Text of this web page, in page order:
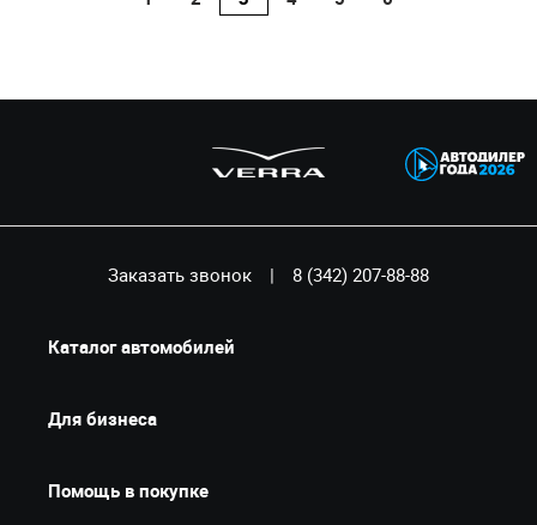
Заказать звонок | 8 (342) 207-88-88
Каталог автомобилей
Для бизнеса
Помощь в покупке